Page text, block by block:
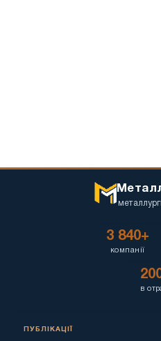
3 840+
компанії
в
ПУБЛІКАЦІЇ